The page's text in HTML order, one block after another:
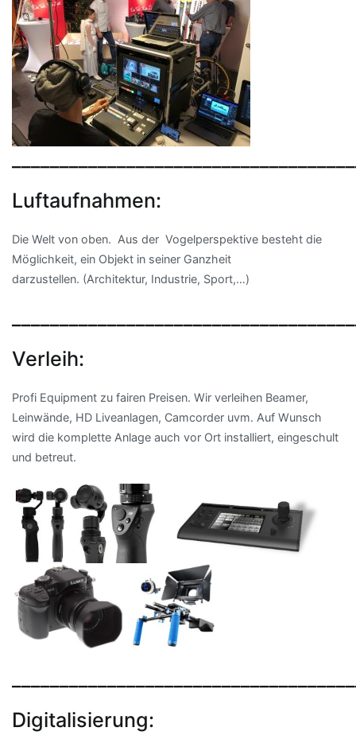
Luftaufnahmen:
Die Welt von oben. Aus der Vogelperspektive besteht die
Möglichkeit, ein Objekt in seiner Ganzheit
darzustellen. (Architektur, Industrie, Sport,…)
Verleih:
Profi Equipment zu fairen Preisen. Wir verleihen Beamer,
Leinwände, HD Liveanlagen, Camcorder uvm. Auf Wunsch
wird die komplette Anlage auch vor Ort installiert, eingeschult
und betreut.
Digitalisierung: